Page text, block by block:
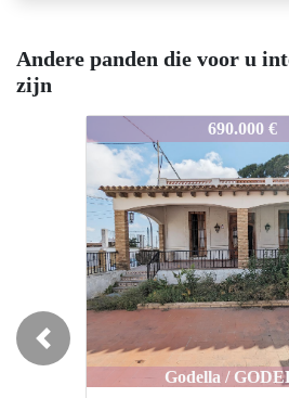
Andere panden die voor u
zijn
01elbosque623
690.000 €
Godella / GODELLA
1564-01elbosque623
560.000 €
Vilamarxant /
Previous